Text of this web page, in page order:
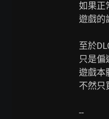
如果正
遊戲的
至於
只是偏
遊戲本
不然只
--